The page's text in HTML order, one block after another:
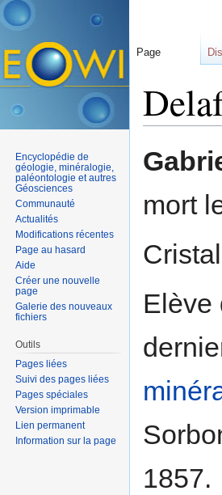
mort
Elève
1857.
Page
Encyclopédie de
géologie, minéralogie,
paléontologie et autres
Géosciences
Communauté
Actualités
Modifications récentes
Page au hasard
Aide
Créer une nouvelle
page
Galerie des nouveaux
fichiers
Outils
Pages liées
Suivi des pages liées
Pages spéciales
Version imprimable
Lien permanent
Information sur la page